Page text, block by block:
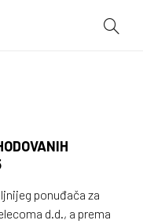
ponuđača za
d.d., a prema